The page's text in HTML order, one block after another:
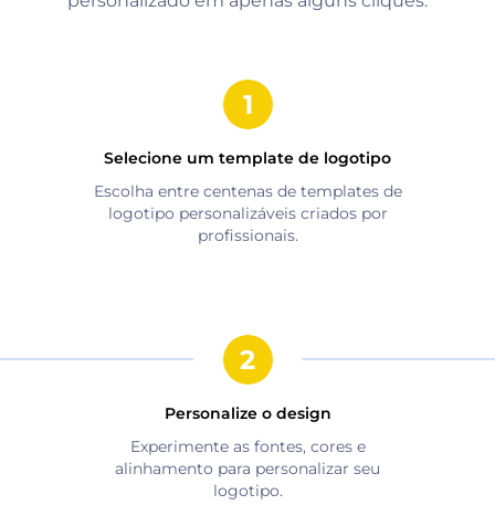
Selecione um template de logotipo
Escolha entre centenas de templates de
logotipo personalizáveis criados por
profissionais.
Personalize o design
Experimente as fontes, cores e
alinhamento para personalizar seu
logotipo.